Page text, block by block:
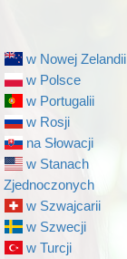
w Nowej Zelandii
w Polsce
w Portugalii
w Rosji
na Słowacji
w Stanach
Zjednoczonych
w Szwajcarii
w Szwecji
w Turcji